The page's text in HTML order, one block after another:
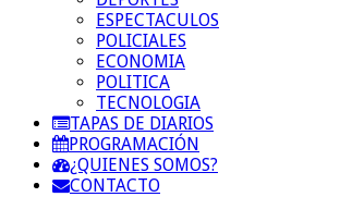
ESPECTACULOS
POLICIALES
ECONOMIA
POLITICA
TECNOLOGIA
TAPAS DE DIARIOS
PROGRAMACIÓN
¿QUIENES SOMOS?
CONTACTO